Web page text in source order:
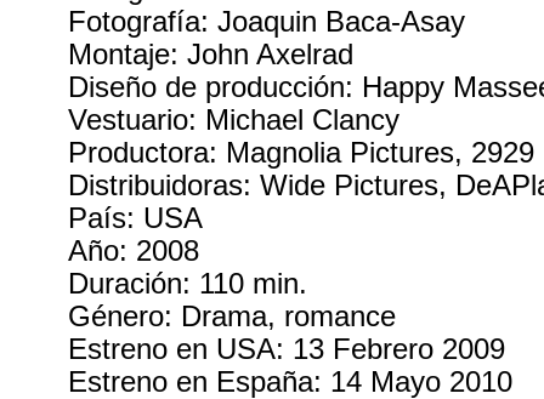
Fotografía: Joaquin Baca-Asay
Montaje: John Axelrad
Diseño de producción: Happy
Vestuario: Michael Clancy
Productora: Magnolia Pictures,
Distribuidoras: Wide Pictures,
País: USA
Año: 2008
Duración: 110 min.
Género: Drama, romance
Estreno en USA: 13 Febrero 2009
Estreno en España: 14 Mayo 2010